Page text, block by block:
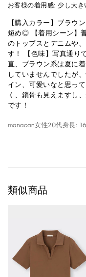
お客様の着用感: 少し大き
【購入カラー】ブラウ
短め◎ 【着用シーン】
のトップスとデニムや
す！ 【色味】写真通り
直、ブラウン系は夏に
していませんでしたが
イン、可愛いなと思っ
く、鎖骨も見えますし
です！
manacan女性20代身長:
類似商品